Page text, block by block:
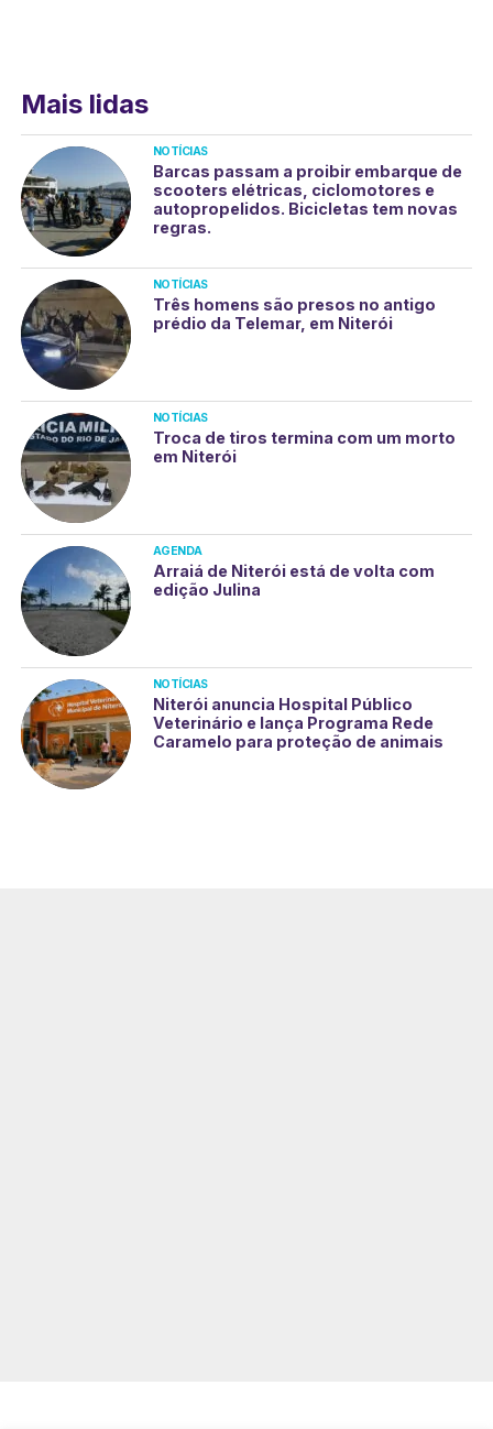
Mais lidas
NOTÍCIAS
Barcas passam a proibir embarque de
scooters elétricas, ciclomotores e
autopropelidos. Bicicletas tem novas
regras.
NOTÍCIAS
Três homens são presos no antigo
prédio da Telemar, em Niterói
NOTÍCIAS
Troca de tiros termina com um morto
em Niterói
AGENDA
Arraiá de Niterói está de volta com
edição Julina
NOTÍCIAS
Niterói anuncia Hospital Público
Veterinário e lança Programa Rede
Caramelo para proteção de animais